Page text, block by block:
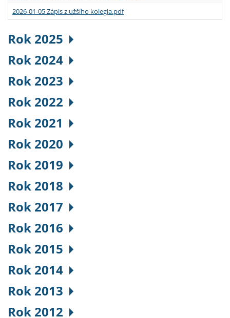
2026-01-05 Zápis z užšího kolegia.pdf
Rok 2025
Rok 2024
Rok 2023
Rok 2022
Rok 2021
Rok 2020
Rok 2019
Rok 2018
Rok 2017
Rok 2016
Rok 2015
Rok 2014
Rok 2013
Rok 2012